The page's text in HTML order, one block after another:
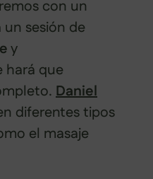
con un
sesión de
y
hará que
Daniel
diferentes tipos
el masaje